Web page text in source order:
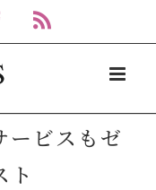
Facebook
ービスもゼ
ト